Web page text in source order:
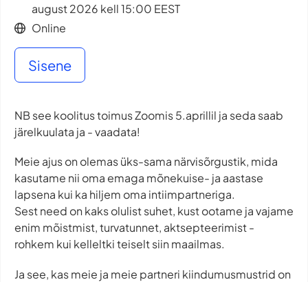
august 2026 kell 15:00 EEST
Online
Sisene
NB see koolitus toimus Zoomis 5.aprillil ja seda saab
järelkuulata ja - vaadata!
Meie ajus on olemas üks-sama närvisõrgustik, mida
kasutame nii oma emaga mõnekuise- ja aastase
lapsena kui ka hiljem oma intiimpartneriga.
Sest need on kaks olulist suhet, kust ootame ja vajame
enim mõistmist, turvatunnet, aktsepteerimist -
rohkem kui kelleltki teiselt siin maailmas.
Ja see, kas meie ja meie partneri kiindumusmustrid on